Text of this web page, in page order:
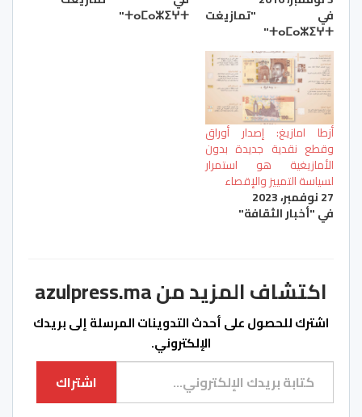
في "تمازيغت
ⵜⴰⵎⴰⵣⵉⵖⵜ"
ⵜⴰⵎⴰⵣⵉⵖⵜ"
أزطا امازيغ: إصدار أوراق
وقطع نقدية جديدة بدون
الأمازيغية هو استمرار
لسياسة التمييز والإقصاء
27 نوفمبر، 2023
في "أخبار الثقافة"
اكتشاف المزيد من azulpress.ma
اشترك للحصول على أحدث التدوينات المرسلة إلى بريدك
الإلكتروني.
كتابة بريدك الإلكتروني...
اشتراك